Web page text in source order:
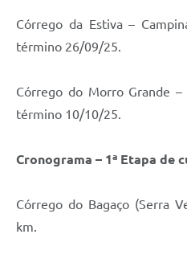
Córrego da Estiva –
término 26/09/25.
Córrego do Morro Grande
término 10/10/25.
Cronograma – 1ª Etapa de
Córrego do Bagaço (Serra
km.